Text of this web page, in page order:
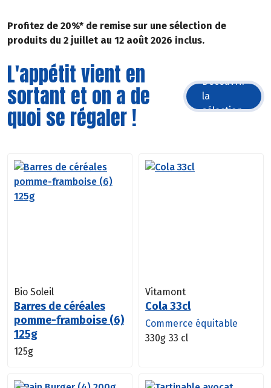
Profitez de 20%* de remise sur une sélection de
produits du 2 juillet au 12 août 2026 inclus.
L'appétit vient en
sortant et on a de
quoi se régaler !
Découvrir
la
sélection
Bio Soleil
Barres de céréales
pomme-framboise (6)
125g
125g
Vitamont
Cola 33cl
Commerce équitable
330g 33 cl